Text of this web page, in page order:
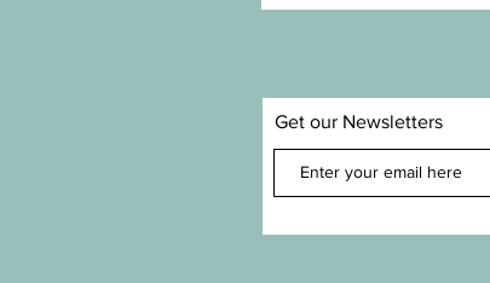
Get our Newsletters